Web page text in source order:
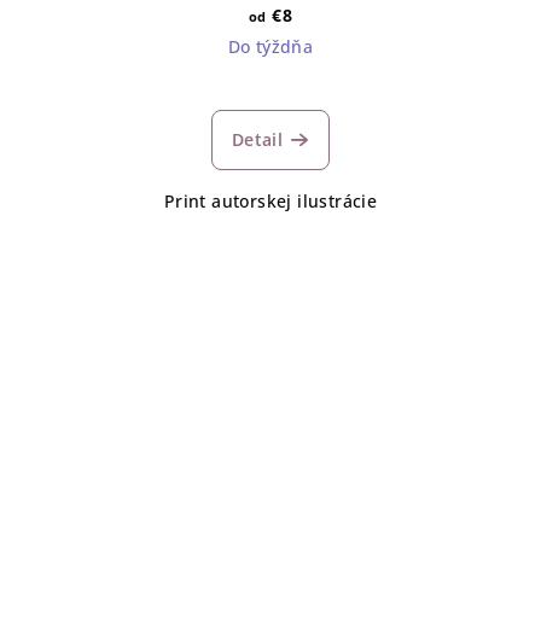
od €8
Do týždňa
Detail
Print autorskej ilustrácie